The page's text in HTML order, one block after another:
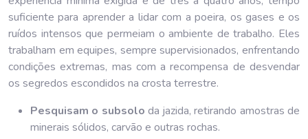
suficiente para aprender a lidar com a poeira, os gases e os
ruídos intensos que permeiam o ambiente de trabalho. Eles
trabalham em equipes, sempre supervisionados, enfrentando
condições extremas, mas com a recompensa de desvendar
os segredos escondidos na crosta terrestre.
Pesquisam o subsolo da jazida, retirando amostras de
minerais sólidos, carvão e outras rochas.